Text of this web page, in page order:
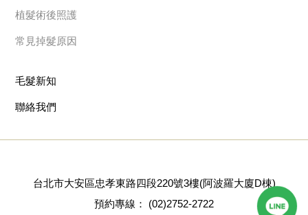
植髮術後照護
常見掉髮原因
毛髮新知
聯絡我們
台北市大安區忠孝東路四段220號3樓(阿波羅大廈D棟)
預約專線：
(02)2752-2722